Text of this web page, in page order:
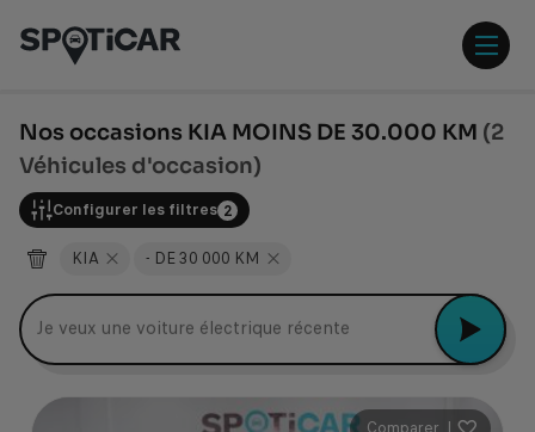
contenu
pied
Nos occasions KIA MOINS DE 30.000 KM (2
Véhicules d'occasion)
Configurer les filtres 2
KIA - DE 30 000 KM
Je veux une voiture électrique récente